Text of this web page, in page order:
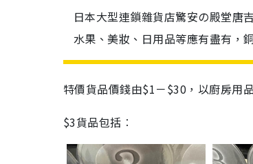
日本大型連鎖雜貨店驚安の殿堂唐
水果、美妝、日用品等應有盡有，
特價貨品價錢由$1－$30，以廚房用
$3貨品包括︰